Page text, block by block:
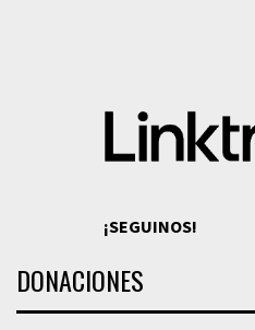
¡SEGUINOS!
DONACIONES